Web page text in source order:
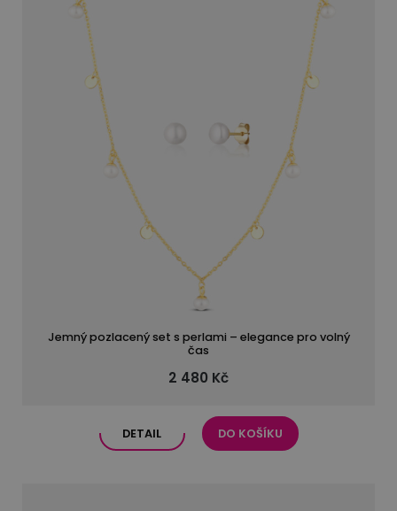
Jemný pozlacený set s perlami – elegance pro volný
čas
2 480 Kč
DETAIL DO KOŠÍKU